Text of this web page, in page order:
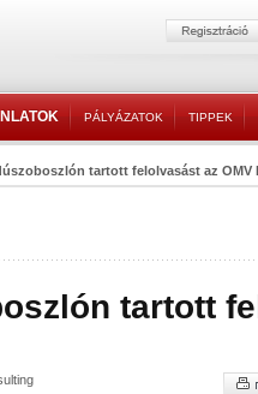
PÁLYÁZATOK TIPPEK
tartott felolvasást az OMV
tartott